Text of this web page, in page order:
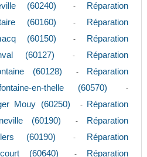
(60240)
-
Réparation
(60160)
-
Réparation
(60150)
-
Réparation
(60127)
-
Réparation
(60128)
-
Réparation
en-thelle (60570)
-
Mouy (60250) -
Réparation
(60190)
-
Réparation
(60190)
-
Réparation
(60640)
- Réparation